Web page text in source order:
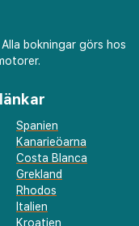
bokningar görs hos
Spanien
Kanarieöarna
Costa Blanca
Grekland
Rhodos
Italien
Kroatien